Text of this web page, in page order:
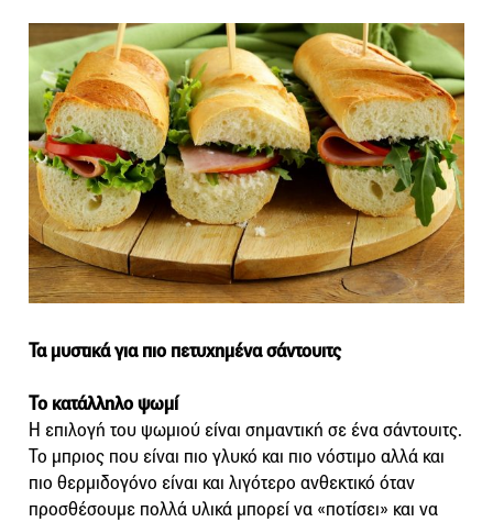
Τα μυστικά για πιο πετυχημένα σάντουιτς
Το κατάλληλο ψωμί
Η επιλογή του ψωμιού είναι σημαντική σε ένα σάντουιτς.
Το μπριος που είναι πιο γλυκό και πιο νόστιμο αλλά και
πιο θερμιδογόνο είναι και λιγότερο ανθεκτικό όταν
προσθέσουμε πολλά υλικά μπορεί να «ποτίσει» και να